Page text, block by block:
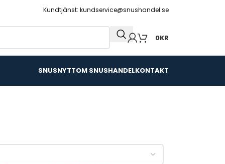
Kundtjänst: kundservice@snushandel.se
0KR
SNUSNYTTOM SNUSHANDELKONTAKT